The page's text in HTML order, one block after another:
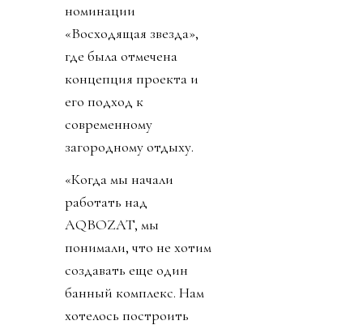
номинации
«Восходящая звезда»,
где была отмечена
концепция проекта и
его подход к
современному
загородному отдыху.
«Когда мы начали
работать над
AQBOZAT, мы
понимали, что не хотим
создавать еще один
банный комплекс. Нам
хотелось построить